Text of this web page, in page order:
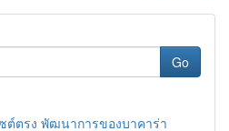
Go
ต์ตรง พัฒนาการของบาคาร่า